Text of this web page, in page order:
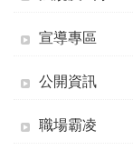
養
餐
級
宣導專區
公開資訊
職場霸凌